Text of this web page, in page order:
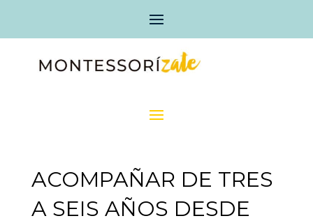
ACOMPAÑAR DE TRES
A SEIS AÑOS DESDE